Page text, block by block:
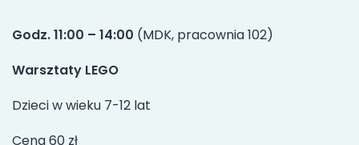
Godz. 11:00 – 14:00 (MDK, pracownia 102)
Warsztaty LEGO
Dzieci w wieku 7-12 lat
Cena 60 zł